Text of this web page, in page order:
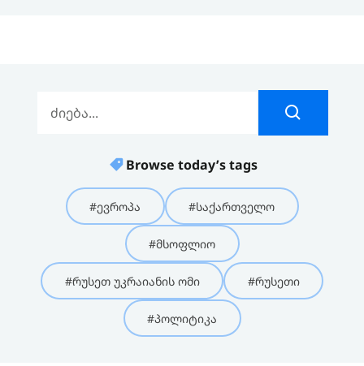
Browse today’s tags
#ევროპა #საქართველო
#მსოფლიო
#რუსეთ უკრაიანის ომი #რუსეთი
#პოლიტიკა